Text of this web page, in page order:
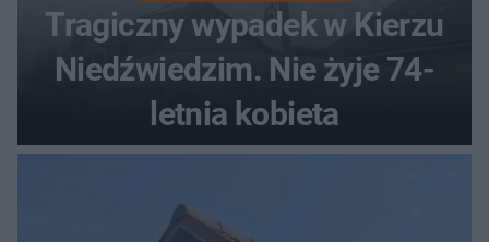
Tragiczny wypadek w Kierzu
Niedźwiedzim. Nie żyje 74-
letnia kobieta